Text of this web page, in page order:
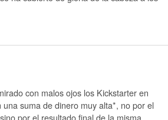
con malos ojos los Kickstarter en
una suma de dinero muy alta*, no por el
por el resultado final de la misma.